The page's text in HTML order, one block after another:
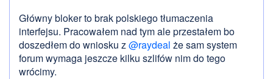
Główny bloker to brak polskiego tłumaczenia
interfejsu. Pracowałem nad tym ale przestałem bo
doszedłem do wniosku z@raydeal że sam system
forum wymaga jeszcze kilku szlifów nim do tego
wrócimy.